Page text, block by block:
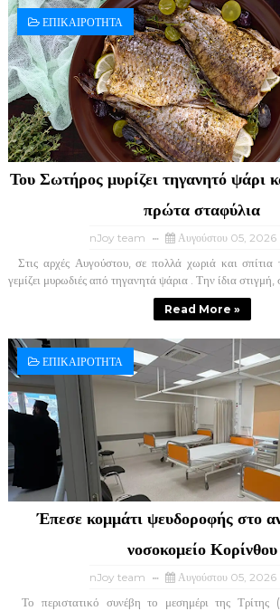
ΕΠΙΚΑΙΡΟΤΗΤΑ
Του Σωτήρος μυρίζει τηγανητό ψάρι
πρώτα σταφύλια
nJoy team Αυγούστου 05, 2026
Στις αρχές Αυγούστου, σε πολλά χωριά και σπίτια
γεμίζει μυρωδιές από τηγανητά ψάρια . Την ίδια στιγμή,
Read More »
ΕΠΙΚΑΙΡΟΤΗΤΑ
Έπεσε κομμάτι ψευδοροφής στο
νοσοκομείο Κορίνθου
nJoy team Αυγούστου 05, 2026
Το περιστατικό συνέβη το μεσημέρι της